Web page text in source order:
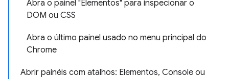
Abra o painel "Elementos" para inspecionar o
DOM ou CSS
Abra o último painel usado no menu principal do
Chrome
Abrir painéis com atalhos: Elementos, Console ou